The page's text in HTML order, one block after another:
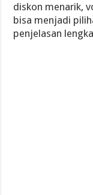
diskon menarik,
bisa menjadi
penjelasan